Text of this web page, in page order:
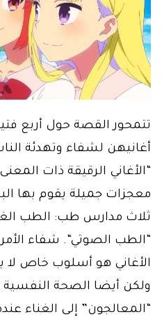
تتمحور القصة حول أربع
أغانيهن لشفاء وتهدئة
“الأغاني الرقيقة ذات
معجزات جميلة يقوم بها
ثلاث مدارس طب: الطب
“الطب الصوتي“. شفاء
الأغاني هو أسلوب خاص
ولكن أيضا الصحة
“المعالجون” إلى الغناء